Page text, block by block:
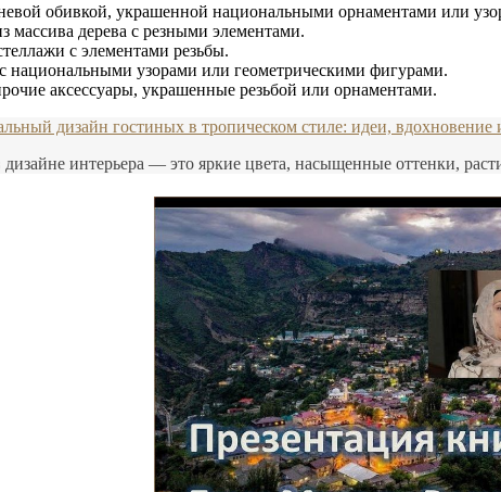
обивкой, украшенной национальными орнаментами или
массива дерева с резными элементами.
с элементами резьбы.
национальными узорами или геометрическими фигурами.
аксессуары, украшенные резьбой или орнаментами.
дизайн гостиных в тропическом стиле: идеи, вдохновение
интерьера — это яркие цвета, насыщенные оттенки,